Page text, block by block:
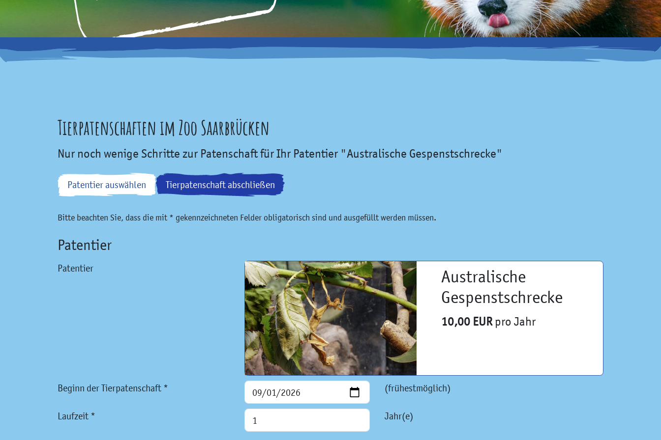
Tierpatenschaften im Zoo Saarbrücken
Nur noch wenige Schritte zur Patenschaft für Ihr Patentier "Australische Gespenstschrecke"
Patentier auswählen Tierpatenschaft abschließen
Bitte beachten Sie, dass die mit * gekennzeichneten Felder obligatorisch sind und ausgefüllt werden müssen.
Patentier
Patentier
Australische
Gespenstschrecke
10,00 EUR pro Jahr
Beginn der Tierpatenschaft * (frühestmöglich)
Laufzeit * Jahr(e)